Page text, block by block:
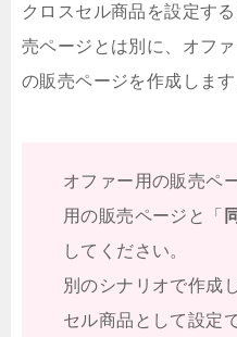
クロスセル商品を設定す
売ページとは別に、オフ
の販売ページを作成します
オファー用の販売ペ
用の販売ページと「
してください。
別のシナリオで作成
セル商品として設定